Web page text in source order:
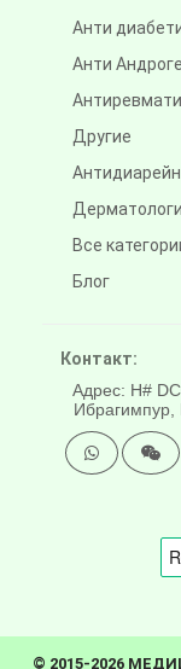
Анти
Анти
Другие
Все
Блог
Контакт:
Адрес: H#
© 2015-2026